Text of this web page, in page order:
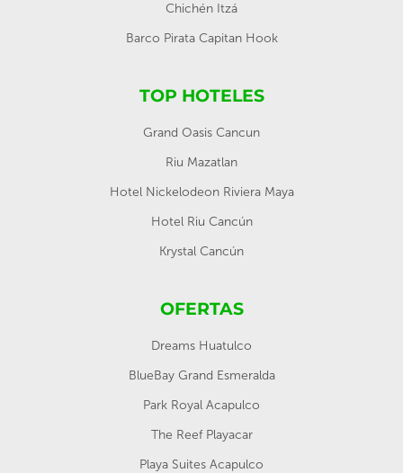
Chichén Itzá
Barco Pirata Capitan Hook
TOP HOTELES
Grand Oasis Cancun
Riu Mazatlan
Hotel Nickelodeon Riviera Maya
Hotel Riu Cancún
Krystal Cancún
OFERTAS
Dreams Huatulco
BlueBay Grand Esmeralda
Park Royal Acapulco
The Reef Playacar
Playa Suites Acapulco